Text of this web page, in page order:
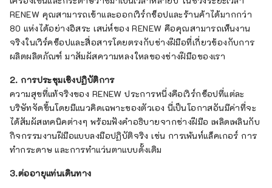
RENEW คุณสามารถเข้าและออกเวิร์กช็อปและร้านค้าได้มากกว่า
80 แห่งได้อย่างอิสระ เสน่ห์ของ RENEW คือคุณสามารถเห็นงาน
จริงในเวิร์คช็อปและสื่อสารโดยตรงกับช่างฝีมือที่เกี่ยวข้องกับการ
ผลิตผลิตภัณฑ์ มาสัมผัสความหลงใหลของช่างฝีมือของเรา
2. การประชุมเชิงปฏิบัติการ
ความสุขที่แท้จริงของ RENEW ประการหนึ่งคือเวิร์กช็อปที่แต่ละ
บริษัทจัดขึ้นโดยมีแนวคิดเฉพาะของตัวเอง นี่เป็นโอกาสอันมีค่าที่จะ
ได้สัมผัสเทคนิคต่างๆ พร้อมฟังคำอธิบายจากช่างฝีมือ เพลิดเพลินกับ
กิจกรรมงานฝีมือแบบลงมือปฏิบัติจริง เช่น การเพ้นท์แล็คเกอร์ การ
ทำกระดาษ และการทำแว่นตาแบบดั้งเดิม
3.ต่ออายุแท่นเดินทาง